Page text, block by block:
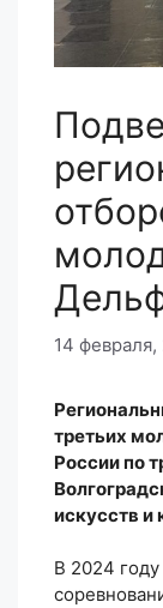
14 февраля,
третьих
России по
искусств и
В 2024